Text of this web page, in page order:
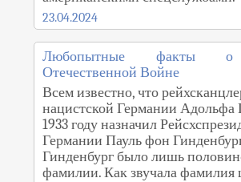
23.04.2024
Любопытные факты о
Отечественной Войне
Всем известно, что
нацистской Германии Адольфа
1933 году назначил
Германии Пауль фон
Гинденбург было лишь
фамилии. Как звучала фамилия